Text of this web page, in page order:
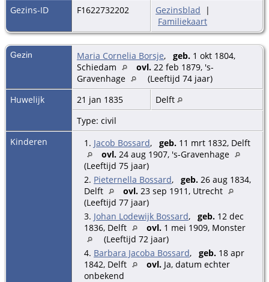
Gezins-ID
F1622732202 Gezinsblad |
Familiekaart
Gezin Maria Cornelia Borsje, geb. 1 okt 1804,
Schiedam
ovl. 22 feb 1879, 's-
Gravenhage
(Leeftijd 74 jaar)
Huwelijk
21 jan 1835
Delft
Type: civil
Kinderen
1. Jacob Bossard, geb. 11 mrt 1832, Delft
ovl. 24 aug 1907, 's-Gravenhage
(Leeftijd 75 jaar)
2. Pieternella Bossard, geb. 26 aug 1834,
Delft
ovl. 23 sep 1911, Utrecht
(Leeftijd 77 jaar)
3. Johan Lodewijk Bossard, geb. 12 dec
1836, Delft
ovl. 1 mei 1909, Monster
(Leeftijd 72 jaar)
4. Barbara Jacoba Bossard, geb. 18 apr
1842, Delft
ovl. Ja, datum echter
onbekend